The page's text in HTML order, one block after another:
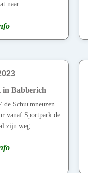
naar...
in Babberich
de Schuumneuzen.
vanaf Sportpark de
zijn weg...